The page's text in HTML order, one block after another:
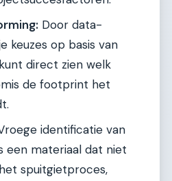
Door data-
keuzes op basis van
direct zien welk
de footprint het
identificatie van
een materiaal dat niet
spuitgietproces,